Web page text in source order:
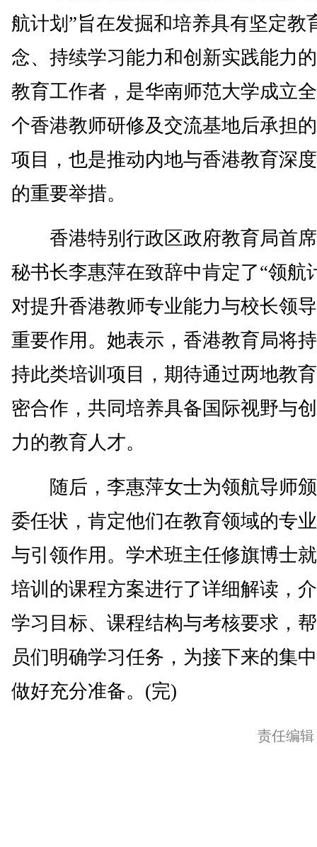
航计划”旨在发掘和培养具有坚定教
念、持续学习能力和创新实践能力
教育工作者，是华南师范大学成立
个香港教师研修及交流基地后承担
项目，也是推动内地与香港教育深
的重要举措。
香港特别行政区政府教育局首
秘书长李惠萍在致辞中肯定了“领航
对提升香港教师专业能力与校长领
重要作用。她表示，香港教育局将
持此类培训项目，期待通过两地教
密合作，共同培养具备国际视野与
力的教育人才。
随后，李惠萍女士为领航导师
委任状，肯定他们在教育领域的专
与引领作用。学术班主任修旗博士
培训的课程方案进行了详细解读，
学习目标、课程结构与考核要求，
员们明确学习任务，为接下来的集
做好充分准备。(完)
责任编